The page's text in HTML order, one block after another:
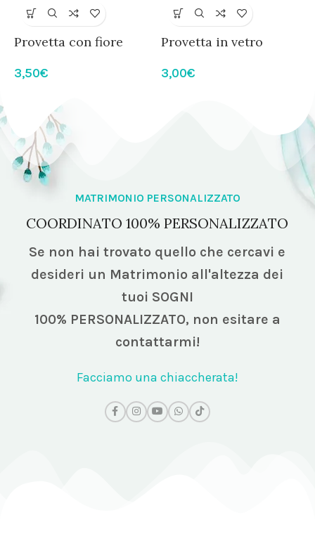
Provetta con fiore
3,50€
Provetta in vetro
3,00€
MATRIMONIO PERSONALIZZATO
COORDINATO 100% PERSONALIZZATO
Se non hai trovato quello che cercavi e
desideri un Matrimonio all'altezza dei
tuoi SOGNI
100% PERSONALIZZATO, non esitare a
contattarmi!
Facciamo una chiaccherata!